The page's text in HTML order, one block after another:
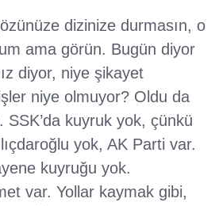
dizinize durmasın, o
ama görün. Bugün diyor
diyor, niye şikayet
niye olmuyor? Oldu da
SSK’da kuyruk yok, çünkü
yok, AK Parti var.
kuyruğu yok.
var. Yollar kaymak gibi,